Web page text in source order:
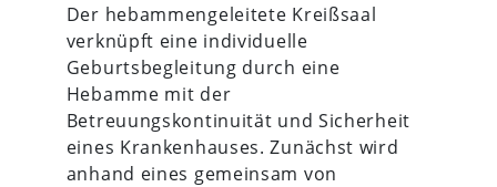
Der hebammengeleitete Kreißsaal
verknüpft eine individuelle
Geburtsbegleitung durch eine
Hebamme mit der
Betreuungskontinuität und Sicherheit
eines Krankenhauses. Zunächst wird
anhand eines gemeinsam von